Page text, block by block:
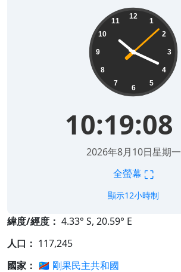
12
1
2
3
4
5
6
7
8
9
10
11
10:19:08
2026年8月10日星期一
全螢幕 ⛶
顯示12小時制
緯度/經度： 4.33° S, 20.59° E
人口： 117,245
國家： 🇨🇩 剛果民主共和國